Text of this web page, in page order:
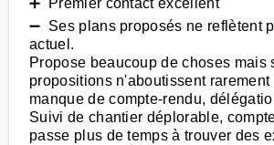
➕ Premier contact excellent
➖ Ses plans proposés ne reflètent
actuel.
Propose beaucoup de choses mais
propositions n'aboutissent rarement
manque de compte-rendu,
Suivi de chantier déplorable,
passe plus de temps à trouver des